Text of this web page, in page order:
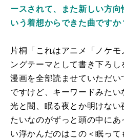
ースされて、また新しい方向
いう着想からできた曲ですか
片桐「これはアニメ「ノケ
ングテーマとして書き下ろ
漫画を全部読ませていただ
ですけど、キーワードみたい
光と闇、眠る夜とか明けな
たいなのがずっと頭の中に
い浮かんだのはこの＜眠っ